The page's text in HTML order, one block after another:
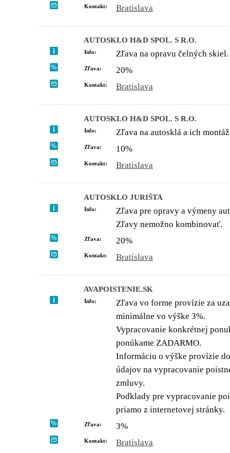
Kontakt: Bratislava
AUTOSKLO H&D SPOL. S R.O.
Info: Zľava na opravu čelných skiel.
Zľava: 20%
Kontakt: Bratislava
AUTOSKLO H&D SPOL. S R.O.
Info: Zľava na autosklá a ich
Zľava: 10%
Kontakt: Bratislava
AUTOSKLO JURIŠTA
Info:
Zľava pre opravy a výmeny
Zľavy nemožno kombinovať.
Zľava: 20%
Kontakt: Bratislava
AVAPOISTENIE.SK
Info:
Zľava vo forme provízie za
minimálne vo výške 3%.
Vypracovanie konkrétnej
ponúkame ZADARMO.
Informáciu o výške provízie
údajov na vypracovanie
zmluvy.
Podklady pre vypracovanie
priamo z internetovej stránky.
Zľava: 3%
Kontakt: Bratislava